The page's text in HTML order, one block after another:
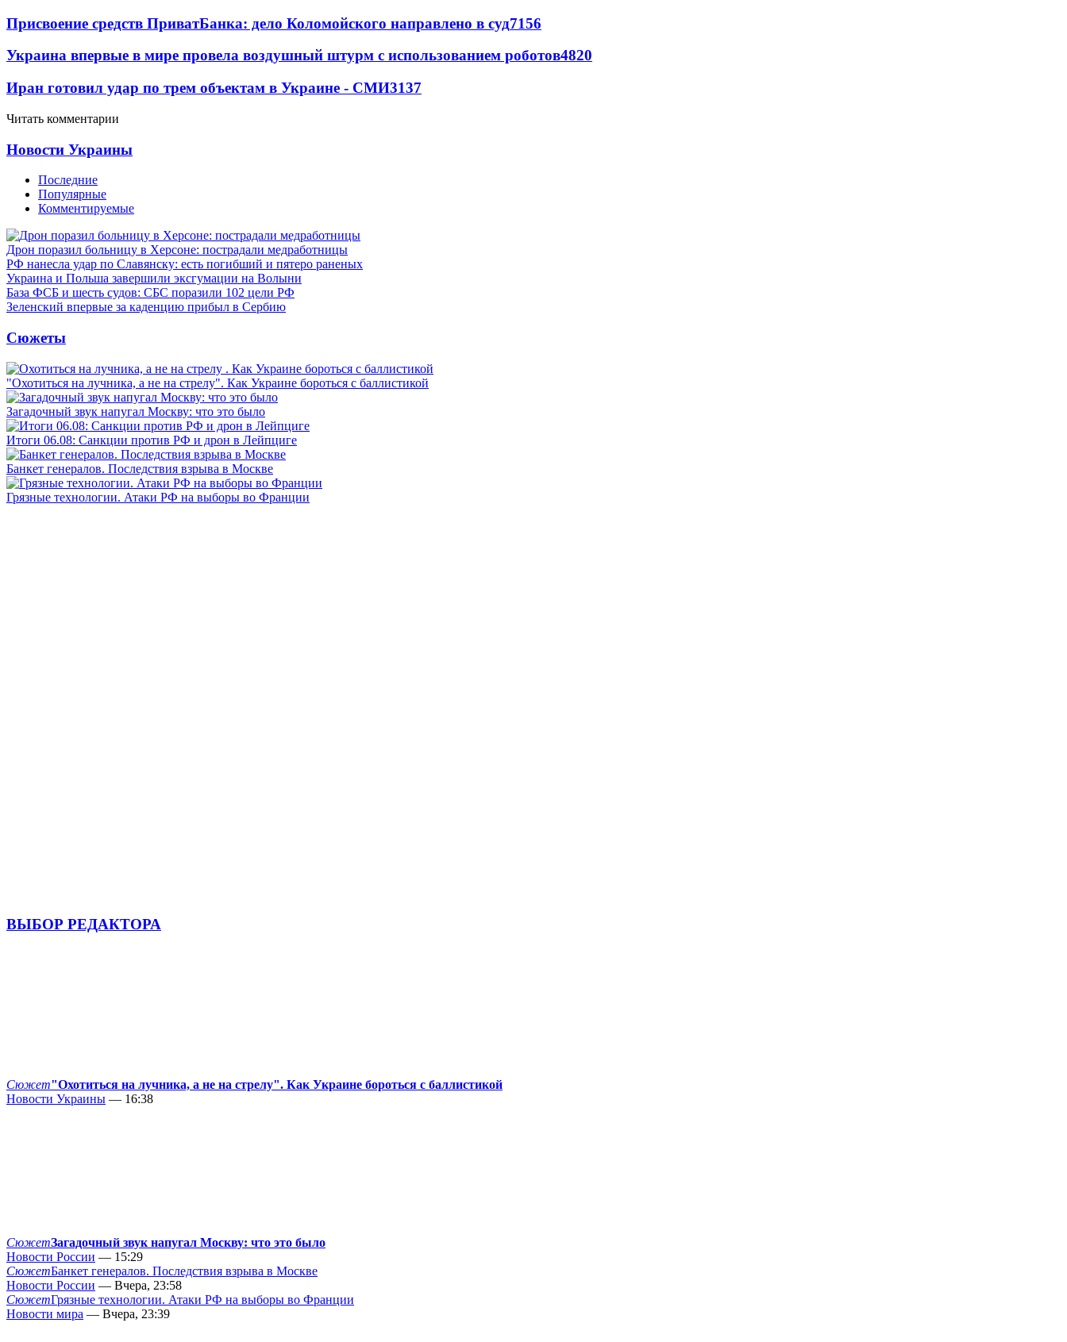
Присвоение средств ПриватБанка: дело Коломойского направлено в суд7156
Украина впервые в мире провела воздушный штурм с использованием роботов4820
Иран готовил удар по трем объектам в Украине - СМИ3137
Читать комментарии
Новости Украины
Последние
Популярные
Комментируемые
Дрон поразил больницу в Херсоне: пострадали медработницы
РФ нанесла удар по Славянску: есть погибший и пятеро раненых
Украина и Польша завершили эксгумации на Волыни
База ФСБ и шесть судов: СБС поразили 102 цели РФ
Зеленский впервые за каденцию прибыл в Сербию
Сюжеты
"Охотиться на лучника, а не на стрелу". Как Украине бороться с баллистикой
Загадочный звук напугал Москву: что это было
Итоги 06.08: Санкции против РФ и дрон в Лейпциге
Банкет генералов. Последствия взрыва в Москве
Грязные технологии. Атаки РФ на выборы во Франции
ВЫБОР РЕДАКТОРА
Сюжет"Охотиться на лучника, а не на стрелу". Как Украине бороться с баллистикой
Новости Украины — 16:38
СюжетЗагадочный звук напугал Москву: что это было
Новости России — 15:29
СюжетБанкет генералов. Последствия взрыва в Москве
Новости России — Вчера, 23:58
СюжетГрязные технологии. Атаки РФ на выборы во Франции
Новости мира — Вчера, 23:39